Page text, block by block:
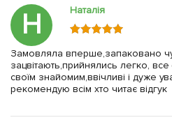
Н Наталія
Замовляла вперше,запаковано
зацвітають,прийнялись легко,
своїм знайомим,ввічливі і дуже
рекомендую всім хто читає відгук